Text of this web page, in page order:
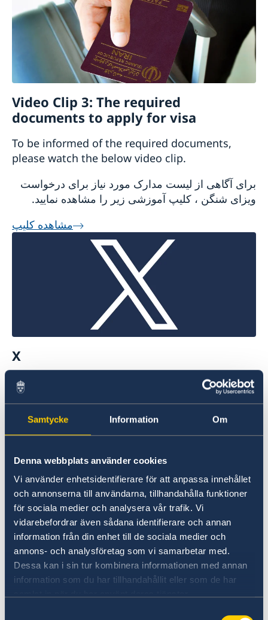
Samtycke Information Om
Denna webbplats använder cookies
Vi använder enhetsidentifierare för att anpassa innehållet
och annonserna till användarna, tillhandahålla funktioner
för sociala medier och analysera vår trafik. Vi
vidarebefordrar även sådana identifierare och annan
information från din enhet till de sociala medier och
annons- och analysföretag som vi samarbetar med.
Dessa kan i sin tur kombinera informationen med annan
information som du har tillhandahållit eller som de har
Video Clip 3: The required
documents to apply for visa
To be informed of the required documents,
please watch the below video clip.
برای آگاهی از لیست مدارک مورد نیاز برای درخواست
ویزای شنگن ، کلیپ آموزشی زیر را مشاهده نمایید.
مشاهده کلیپ
X
Follow the Embassy of Sweden in Tehran on X.
@swedeniniran
Instagram
Follow the Embassy of Sweden in Tehran on
Instagram.